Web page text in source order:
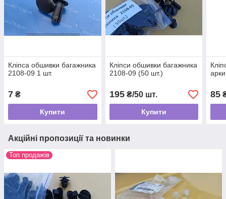
Кліпса обшивки багажника
2108-09 1 шт.
7 ₴
Купити
Кліпси обшивки багажника
2108-09 (50 шт.)
195₴/50 шт.
Купити
85
Акційні пропозиції та новинки
Топ продажів